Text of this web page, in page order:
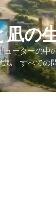
凪の
ューターの中
識、すべての